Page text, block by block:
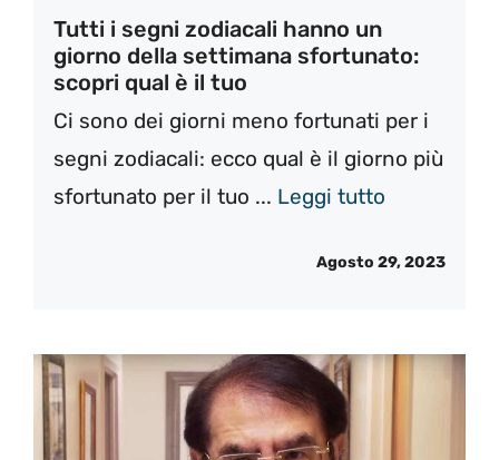
Tutti i segni zodiacali hanno un
giorno della settimana sfortunato:
scopri qual è il tuo
Ci sono dei giorni meno fortunati per i
segni zodiacali: ecco qual è il giorno più
sfortunato per il tuo ... Leggi tutto
Agosto 29, 2023